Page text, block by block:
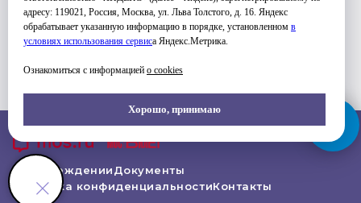
адресу: 119021, Россия, Москва, ул. Льва Толстого, д. 16. Яндекс
обрабатывает указанную информацию в порядке, установленном в
условиях использования сервиса Яндекс.Метрика.
Ознакомиться с информацией о cookies
Хорошо, принимаю
Об УчрежденииДокументы
Политика конфиденциальностиКонтакты